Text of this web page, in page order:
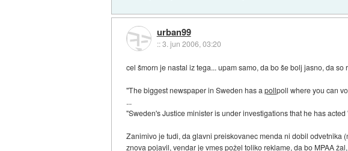
urban99
::3. jun 2006, 03:20
cel šmorn je nastal iz tega... upam samo, da bo še bolj jasno, da
"The biggest newspaper in Sweden has apollpoll where you can
...
"Sweden's Justice minister is under investigations that he has
Zanimivo je tudi, da glavni preiskovanec menda ni dobil odvetnika
znova pojavil, vendar je vmes požel toliko reklame, da bo MPAA